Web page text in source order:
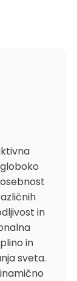
in
in
sveta.